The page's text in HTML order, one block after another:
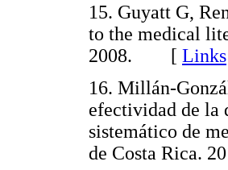
15. Guyatt G,
to the medical
2008. [ Links
16. Millán-
efectividad de la
sistemático de
de Costa